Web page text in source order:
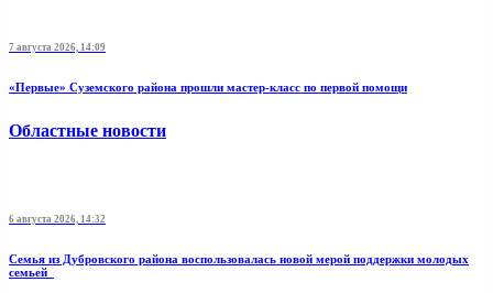
7 августа 2026, 14:09
«Первые» Суземского района прошли мастер-класс по первой помощи
Областные новости
6 августа 2026, 14:32
Семья из Дубровского района воспользовалась новой мерой поддержки молодых
семьей